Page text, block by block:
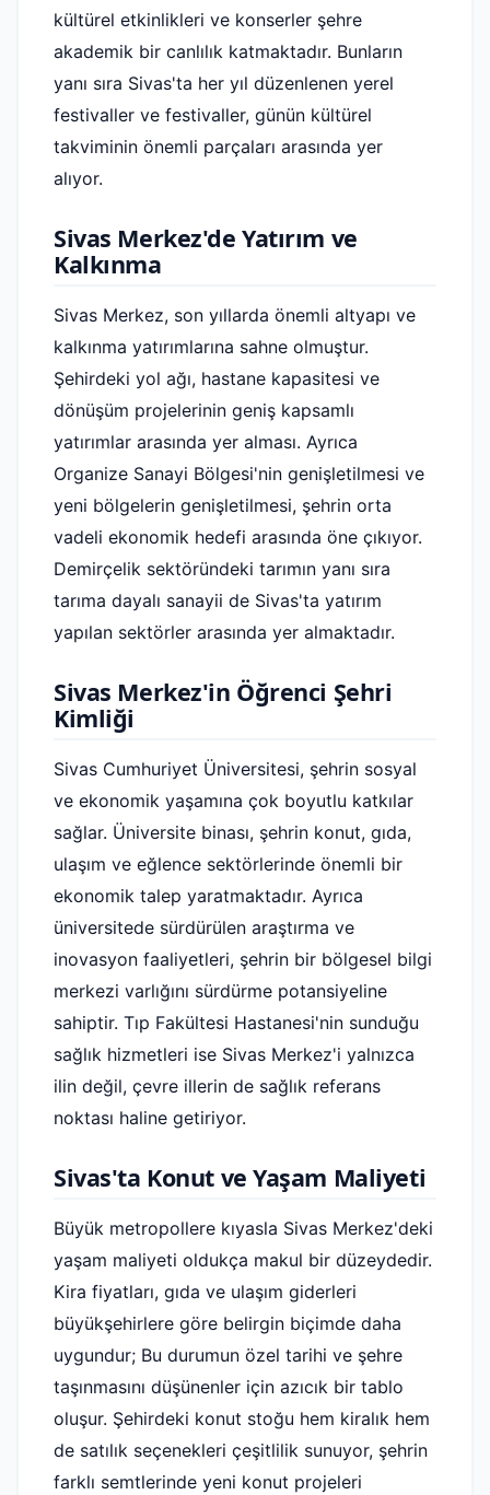
kültürel etkinlikleri ve konserler şehre
akademik bir canlılık katmaktadır. Bunların
yanı sıra Sivas'ta her yıl düzenlenen yerel
festivaller ve festivaller, günün kültürel
takviminin önemli parçaları arasında yer
alıyor.
Sivas Merkez'de Yatırım ve
Kalkınma
Sivas Merkez, son yıllarda önemli altyapı ve
kalkınma yatırımlarına sahne olmuştur.
Şehirdeki yol ağı, hastane kapasitesi ve
dönüşüm projelerinin geniş kapsamlı
yatırımlar arasında yer alması. Ayrıca
Organize Sanayi Bölgesi'nin genişletilmesi ve
yeni bölgelerin genişletilmesi, şehrin orta
vadeli ekonomik hedefi arasında öne çıkıyor.
Demirçelik sektöründeki tarımın yanı sıra
tarıma dayalı sanayii de Sivas'ta yatırım
yapılan sektörler arasında yer almaktadır.
Sivas Merkez'in Öğrenci Şehri
Kimliği
Sivas Cumhuriyet Üniversitesi, şehrin sosyal
ve ekonomik yaşamına çok boyutlu katkılar
sağlar. Üniversite binası, şehrin konut, gıda,
ulaşım ve eğlence sektörlerinde önemli bir
ekonomik talep yaratmaktadır. Ayrıca
üniversitede sürdürülen araştırma ve
inovasyon faaliyetleri, şehrin bir bölgesel bilgi
merkezi varlığını sürdürme potansiyeline
sahiptir. Tıp Fakültesi Hastanesi'nin sunduğu
sağlık hizmetleri ise Sivas Merkez'i yalnızca
ilin değil, çevre illerin de sağlık referans
noktası haline getiriyor.
Sivas'ta Konut ve Yaşam Maliyeti
Büyük metropollere kıyasla Sivas Merkez'deki
yaşam maliyeti oldukça makul bir düzeydedir.
Kira fiyatları, gıda ve ulaşım giderleri
büyükşehirlere göre belirgin biçimde daha
uygundur; Bu durumun özel tarihi ve şehre
taşınmasını düşünenler için azıcık bir tablo
oluşur. Şehirdeki konut stoğu hem kiralık hem
de satılık seçenekleri çeşitlilik sunuyor, şehrin
farklı semtlerinde yeni konut projeleri